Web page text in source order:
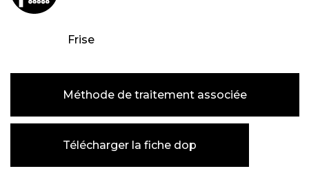
Frise
Méthode de traitement associée
Télécharger la fiche dop